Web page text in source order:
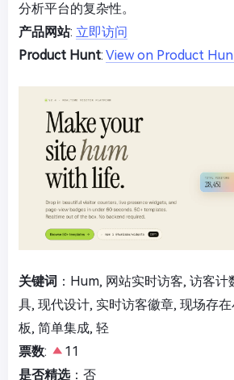
分析平台的复杂性。
产品网站: 立即访问
Product Hunt: View on Product
关键词 ：Hum, 网站实时访客, 访客
具, 现代设计, 实时访客徽章, 现场存
板, 简单集成, 轻
票数:
11
是否精选：否